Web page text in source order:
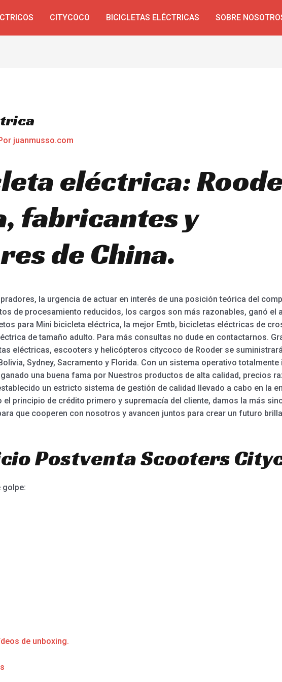
CITYCOCO BICICLETAS ELÉCTRICAS SOBRE
juanmusso.com
eléctrica:
fabricantes y
de China.
la urgencia de actuar en interés de una posición teórica del
de procesamiento reducidos, los cargos son más razonables, ganó el
para Mini bicicleta eléctrica, la mejor Emtb, bicicletas eléctricas de
de tamaño adulto. Para más consultas no dude en contactarnos.
eléctricas, escooters y helicópteros citycoco de Rooder se
Sydney, Sacramento y Florida. Con un sistema operativo totalmente
una buena fama por Nuestros productos de alta calidad, precios
un estricto sistema de gestión de calidad llevado a cabo en la
el principio de crédito primero y supremacía del cliente, damos la más
que cooperen con nosotros y avancen juntos para crear un futuro
Postventa Scooters
golpe:
de unboxing.